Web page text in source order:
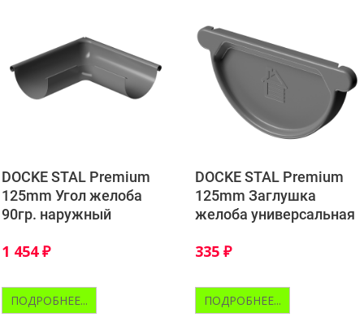
DOCKE STAL Premium
125mm Угол желоба
90гр. наружный
1 454₽
ПОДРОБНЕЕ...
DOCKE STAL Premium
125mm Заглушка
желоба универсальная
335 ₽
ПОДРОБНЕЕ...